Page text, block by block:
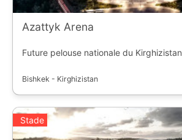
Azattyk Arena
Future pelouse nationale du Kirghizistan
Bishkek - Kirghizistan
Stade